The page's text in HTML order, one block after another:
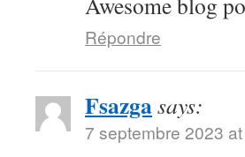
Répondre
Fsazgasays:
7 septembre 2023